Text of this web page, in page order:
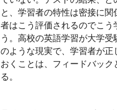
と、学習者の特性は密接に
者はこう評価されるのでこ
う。高校の英語学習が大学
のような現実で、学習者が
おくことは、フィードバッ
る。